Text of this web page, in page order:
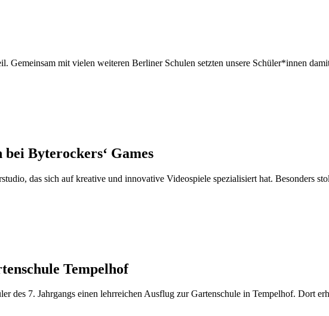
Gemeinsam mit vielen weiteren Berliner Schulen setzten unsere Schüler*innen
Byterockers‘ Games
das sich auf kreative und innovative Videospiele spezialisiert hat. Besonders
Tempelhof
des 7. Jahrgangs einen lehrreichen Ausflug zur Gartenschule in Tempelhof. Dort